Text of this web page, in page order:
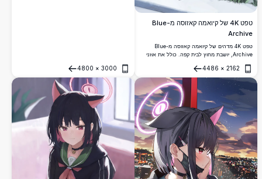
טפט 4K של קיואמה קאזוסה מ-Blue
Archive
טפט 4K מדהים של קיואמה קאזוסה מ-Blue
Archive, יושבת מחוץ לבית קפה. כולל את אוזני
רחוב קז'ואל בסגנון אנימה מפורט ויפהפה.
2162
×
4486
פתח
3000
×
4800
פתח